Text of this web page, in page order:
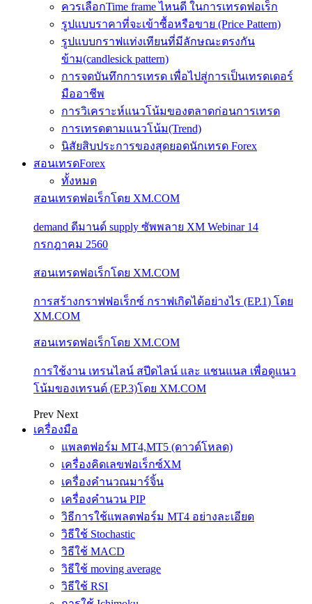
ควรเลือกTime frame ไหนดี ในการเทรดฟอเร็ก
รูปแบบราคาที่จะเข้าซื้อหรือขาย (Price Pattern)
รูปแบบกราฟแท่งเทียนที่มีลักษณะตรงกัน
ข้าม(candlesick pattern)
การจดบันทึกการเทรด เพื่อไปสู่การเป็นเทรดเดอร์
มืออาชีพ
การวิเคราะห์แนวโน้มของตลาดก่อนการเทรด
การเทรดตามแนวโน้ม(Trend)
นิสัยสิบประการของสุดยอดนักเทรด Forex
สอนเทรดForex
ทั้งหมด
สอนเทรดฟอเร็กโดย XM.COM
demand ดีมานด์ supply ซัพพลาย XM Webinar 14
กรกฎาคม 2560
สอนเทรดฟอเร็กโดย XM.COM
การสร้างกราฟฟอเร็กซ์ กราฟเกิดได้อย่างไร (EP.1) โดย
XM.COM
สอนเทรดฟอเร็กโดย XM.COM
การใช้งาน เทรนไลน์ สปีดไลน์ และ แชนแนล เพื่อดูแนว
โน้มของเทรนด์ (EP.3)โดย XM.COM
Prev Next
เครื่องมือ
แพลตฟอร์ม MT4,MT5 (ดาวด์โหลด)
เครื่องคิดเลขฟอเร็กซ์XM
เครื่องคำนวณมาร์จิ้น
เครื่องคำนวน PIP
วิธีการใช้แพลตฟอร์ม MT4 อย่างละเอียด
วิธีใช้ Stochastic
วิธีใช้ MACD
วิธีใช้ moving average
วิธีใช้ RSI